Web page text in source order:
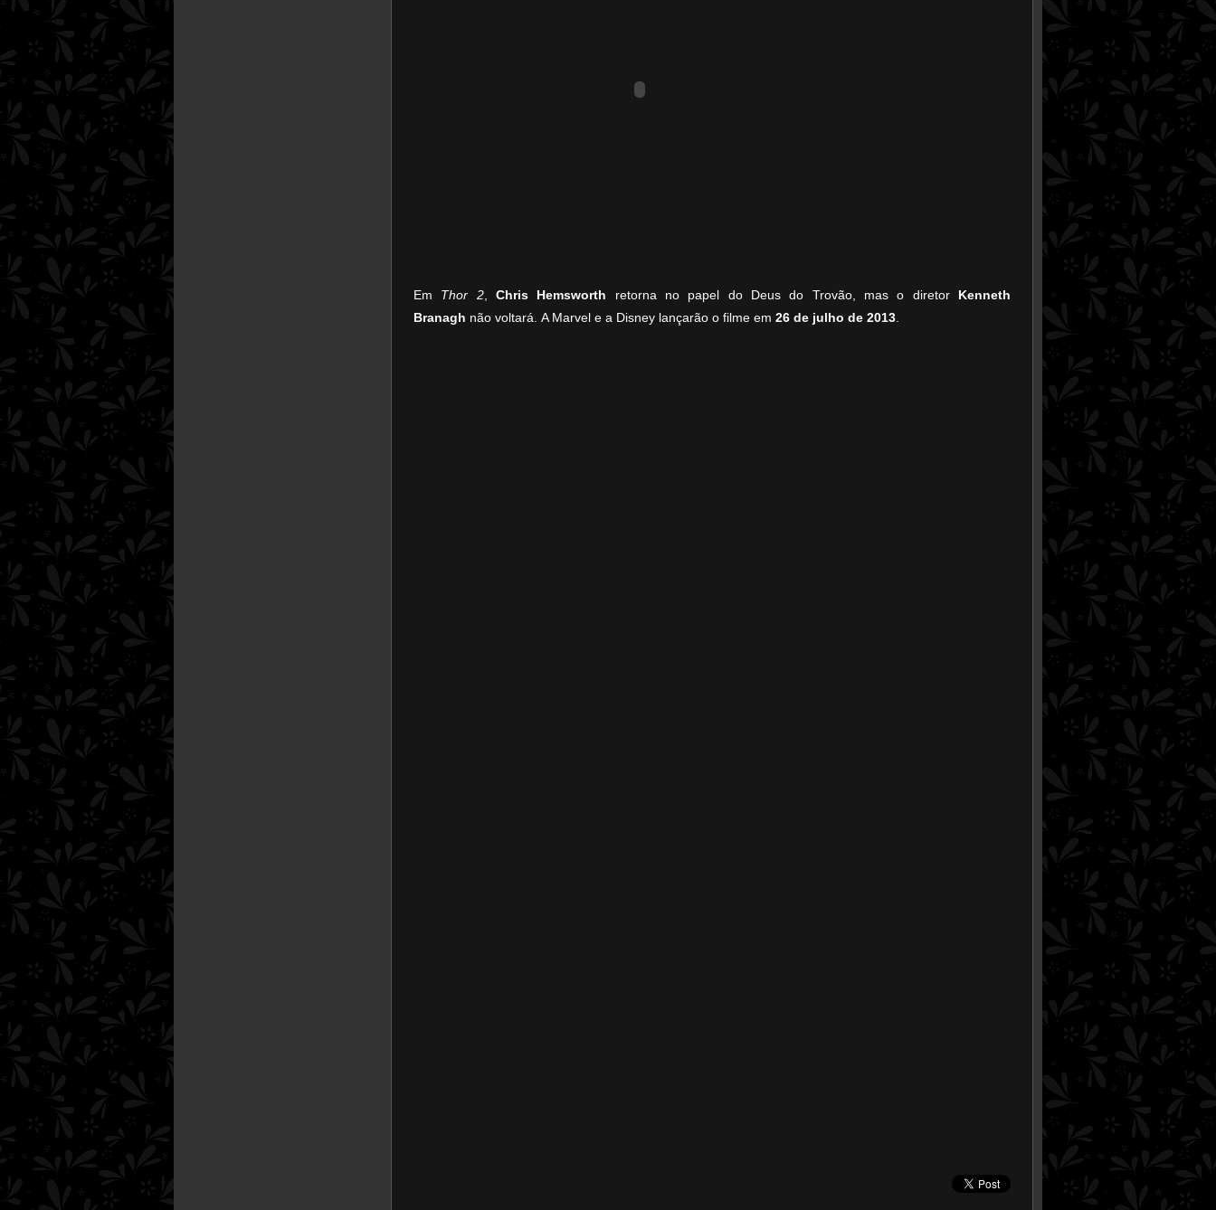
Em Thor 2,Chris Hemsworth retorna no papel do Deus do Trovão, mas o diretor Kenneth
Branagh não voltará. A Marvel e a Disney lançarão o filme em 26 de julho de 2013